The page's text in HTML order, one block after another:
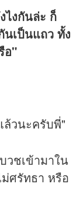
ไงกันล่ะ ก็
เป็นแถว ทั้ง
อ"
ล้วนะครับพี่"
วชเข้ามาใน
ศรัทธา หรือ